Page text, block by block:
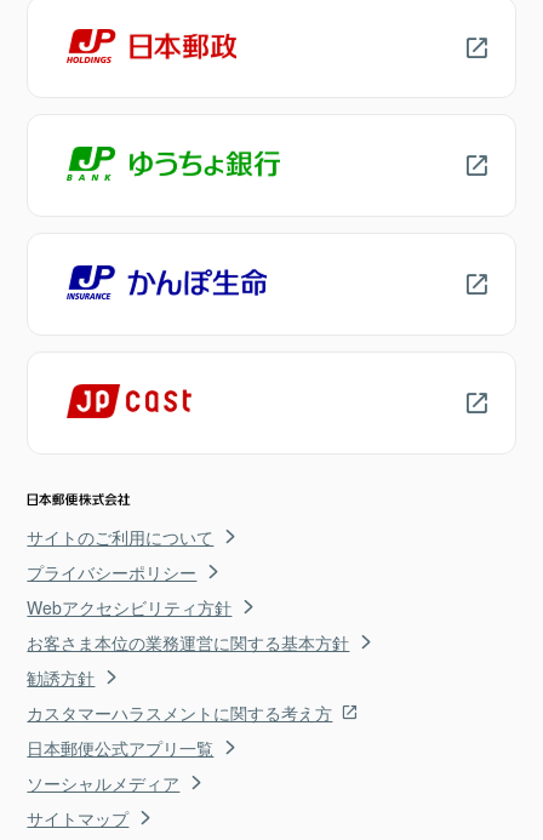
サイトのご利用について
プライバシーポリシー
Webアクセシビリティ方針
お客さま本位の業務運営に関する基本方針
勧誘方針
カスタマーハラスメントに関する考え方
日本郵便公式アプリ一覧
ソーシャルメディア
サイトマップ